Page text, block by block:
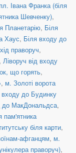
пл. Івана Франка (біля
Шевченку),
Планетарію, Біля
Хаус, Біля входу до
праворуч,
, Ліворуч від входу
що горять,
, м. Золоті ворота
входу до Будинку
до МакДональдса,
пам'ятника
біля карти,
афганцям, м.
праворуч),